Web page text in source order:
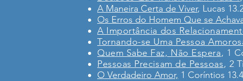
A Maneira Certa de Viver, Lucas
Os Erros do Homem Que se
A Importância dos
Tornando-se Uma Pessoa
Quem Sabe Faz, Não Espera, 1
Pessoas Precisam de Pessoas, 2
O Verdadeiro Amor, 1 Coríntios